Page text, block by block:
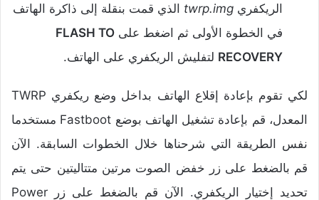
الريكفري twrp.img الذي قمت بنقلة إلى ذاكرة الهاتف
في الخطوة الأولى ثم اضغط على FLASH TO
RECOVERY لتفليش الريكفري على الهاتف.
لكي تقوم بإعادة إقلاع الهاتف بداخل وضع ريكفري TWRP
المعدل، قم بإعادة تشغيل الهاتف بوضع Fastboot مستخدما
نفس الطريقة التي شرحناها خلال الخطوات السابقة. الآن
قم بالضغط على زر خفض الصوت مرتين متتاليتين حتى يتم
تحديد إختيار الريكفري. الآن قم بالضغط على زر Power